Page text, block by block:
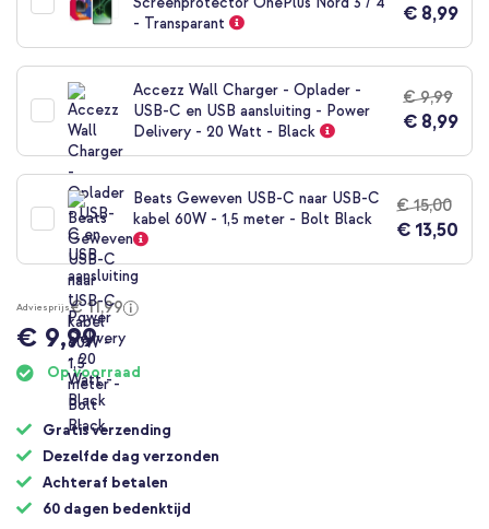
- Transparant
€ 8,99
Accezz Wall Charger - Oplader -
USB-C en USB aansluiting - Power
Delivery - 20 Watt - Black
€ 9,99
€ 8,99
Beats Geweven USB-C naar USB-C
kabel 60W - 1,5 meter - Bolt Black
€ 15,00
€ 13,50
Adviesprijs€ 11,99
€ 9,99
Op voorraad
Gratis verzending
Dezelfde dag verzonden
Achteraf betalen
60 dagen bedenktijd